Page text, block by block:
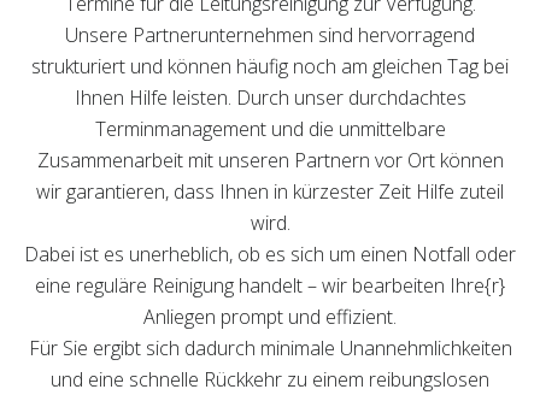
Unsere Partnerunternehmen sind hervorragend
strukturiert und können häufig noch am gleichen Tag bei
Ihnen Hilfe leisten. Durch unser durchdachtes
Terminmanagement und die unmittelbare
Zusammenarbeit mit unseren Partnern vor Ort können
wir garantieren, dass Ihnen in kürzester Zeit Hilfe zuteil
wird.
Dabei ist es unerheblich, ob es sich um einen Notfall oder
eine reguläre Reinigung handelt – wir bearbeiten Ihre{r}
Anliegen prompt und effizient.
Für Sie ergibt sich dadurch minimale Unannehmlichkeiten
und eine schnelle Rückkehr zu einem reibungslosen